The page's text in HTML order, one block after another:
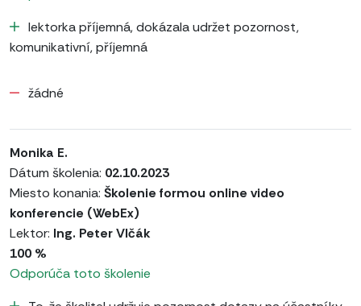
lektorka příjemná, dokázala udržet pozornost,
komunikativní, příjemná
žádné
Monika E.
Dátum školenia: 02.10.2023
Miesto konania: Školenie formou online video
konferencie (WebEx)
Lektor: Ing. Peter Vlčák
100 %
Odporúča toto školenie